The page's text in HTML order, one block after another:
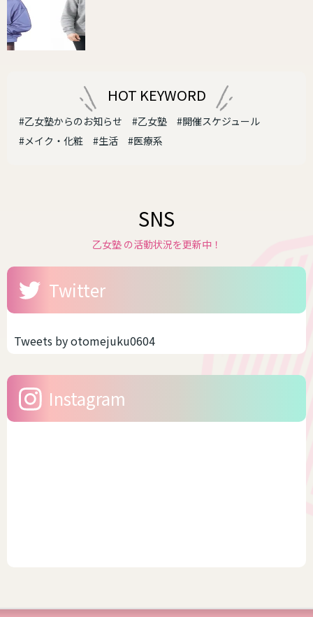
HOT KEYWORD
#乙女塾からのお知らせ #乙女塾
#開催スケジュール
#メイク・化粧
#生活 #医療系
SNS
乙女塾 の活動状況を更新中！
Twitter
Tweets by otomejuku0604
Instagram